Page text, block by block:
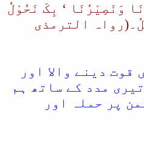
وَنَصِیْرُنَا ‘ بِکَ نَحُوْلُ
الترمذی
قوت دینے والا اور
مدد کے ساتھ ہم
پر حملہ اور